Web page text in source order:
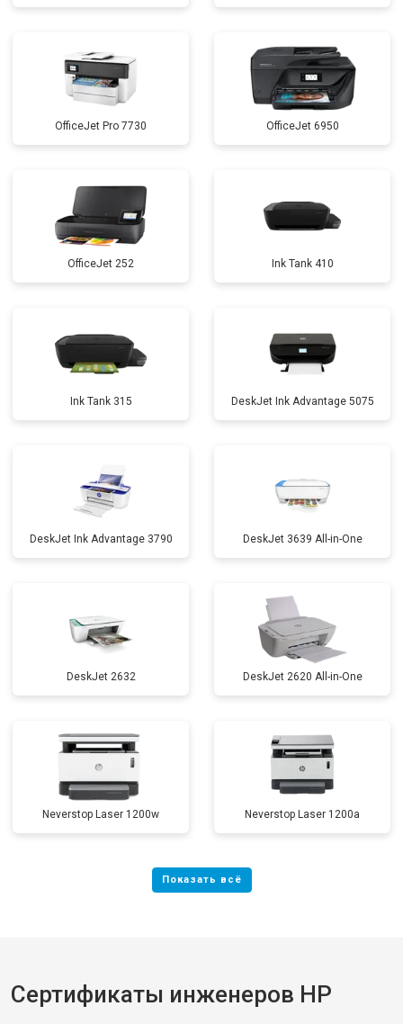
OfficeJet Pro 7730 OfficeJet 6950
OfficeJet 252 Ink Tank 410
Ink Tank 315 DeskJet Ink Advantage 5075
DeskJet Ink Advantage 3790 DeskJet 3639 All-in-One
DeskJet 2632 DeskJet 2620 All-in-One
Neverstop Laser 1200w Neverstop Laser 1200a
Сертификаты инженеров HP